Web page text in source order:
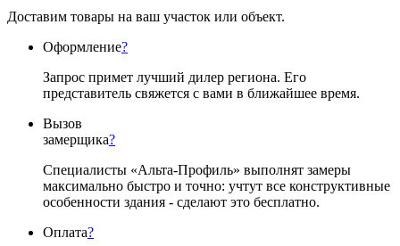
Доставим товары на ваш участок или объект.
Оформление?
Запрос примет лучший дилер региона. Его
представитель свяжется с вами в ближайшее время.
Вызов
замерщика?
Специалисты «Альта-Профиль» выполнят замеры
максимально быстро и точно: учтут все конструктивные
особенности здания - сделают это бесплатно.
Оплата?